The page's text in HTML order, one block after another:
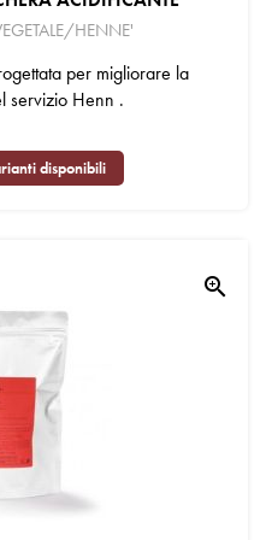
HENNE'
per migliorare la
servizio Henn .
disponibili
zoom_in